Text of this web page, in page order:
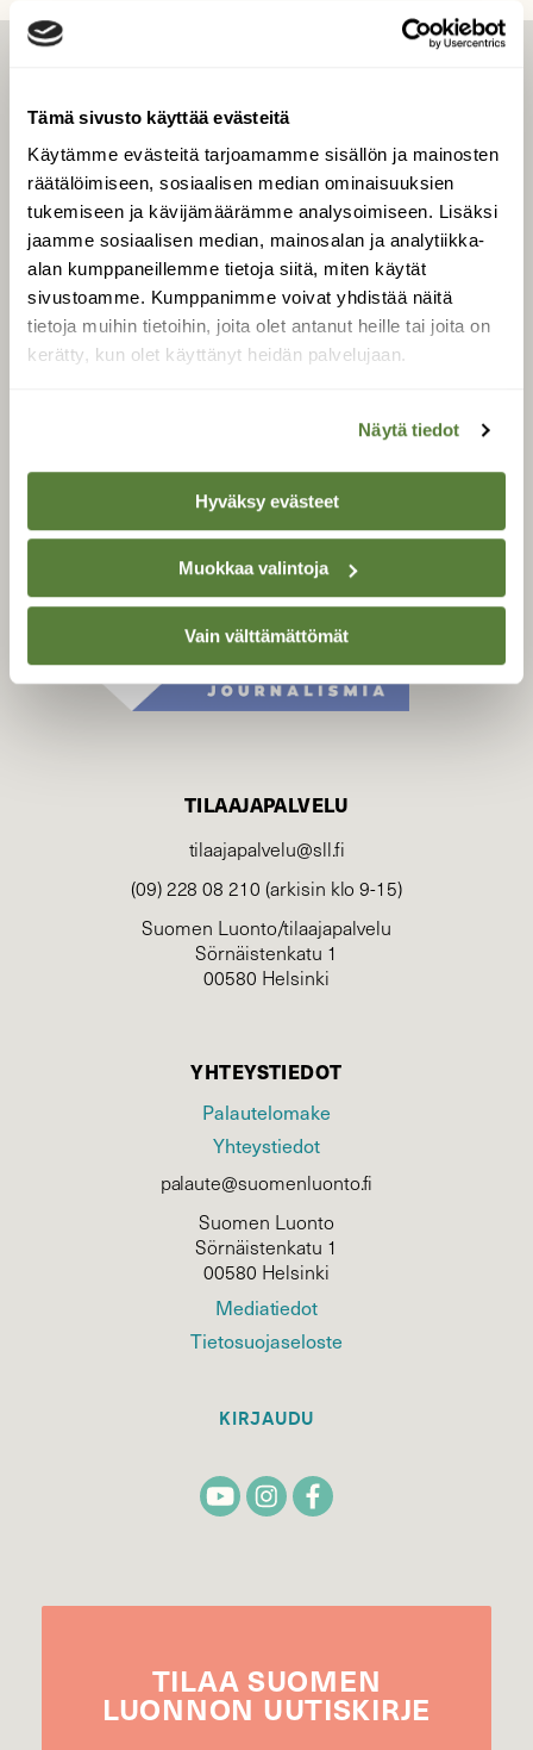
Tämä sivusto käyttää evästeitä
Käytämme evästeitä tarjoamamme sisällön ja mainosten
räätälöimiseen, sosiaalisen median ominaisuuksien
tukemiseen ja kävijämäärämme analysoimiseen. Lisäksi
jaamme sosiaalisen median, mainosalan ja analytiikka-
alan kumppaneillemme tietoja siitä, miten käytät
sivustoamme. Kumppanimme voivat yhdistää näitä
tietoja muihin tietoihin, joita olet antanut heille tai joita on
kerätty, kun olet käyttänyt heidän palvelujaan.
Näytä tiedot
Hyväksy evästeet
Muokkaa valintoja
Vain välttämättömät
Uusin lehti
Tilaa Suomen Luonto
Tilaa digilukuoikeus
Äänestä parasta juttua
Tilaa uutiskirje
Suomen Luonto -lehden
kustantaja onSuomen
luonnonsuojelu­liitto
TILAAJAPALVELU
tilaajapalvelu@sll.fi
(09) 228 08 210 (arkisin klo 9-15)
Suomen Luonto/tilaajapalvelu
Sörnäistenkatu 1
00580 Helsinki
YHTEYSTIEDOT
Palautelomake
Yhteystiedot
palaute@suomenluonto.fi
Suomen Luonto
Sörnäistenkatu 1
00580 Helsinki
Mediatiedot
Tietosuojaseloste
KIRJAUDU
TILAA SUOMEN
LUONNON UUTIS­KIRJE